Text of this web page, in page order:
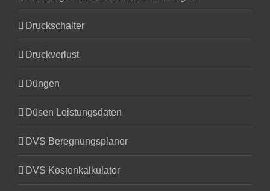
Druckschalter
Druckverlust
Düngen
Düsen Leistungsdaten
DVS Beregnungsplaner
DVS Kostenkalkulator